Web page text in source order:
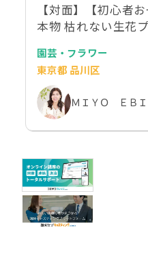
【対面】【初心者
本物 枯れない生花
園芸・フラワー
東京都 品川区
ＭＩＹＯ ＥＢＩ